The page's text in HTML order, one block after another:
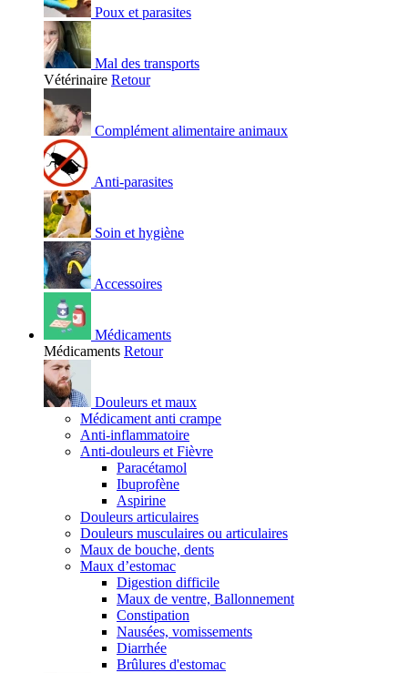
Poux et parasites
Mal des transports
Vétérinaire Retour
Complément alimentaire animaux
Anti-parasites
Soin et hygiène
Accessoires
Médicaments
Médicaments Retour
Douleurs et maux
Médicament anti crampe
Anti-inflammatoire
Anti-douleurs et Fièvre
Paracétamol
Ibuprofène
Aspirine
Douleurs articulaires
Douleurs musculaires ou articulaires
Maux de bouche, dents
Maux d’estomac
Digestion difficile
Maux de ventre, Ballonnement
Constipation
Nausées, vomissements
Diarrhée
Brûlures d'estomac